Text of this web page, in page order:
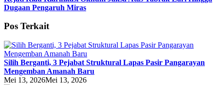
Dugaan Pengaruh Miras
Pos Terkait
Silih Berganti, 3 Pejabat Struktural Lapas Pasir Pangarayan
Mengemban Amanah Baru
Mei 13, 2026Mei 13, 2026